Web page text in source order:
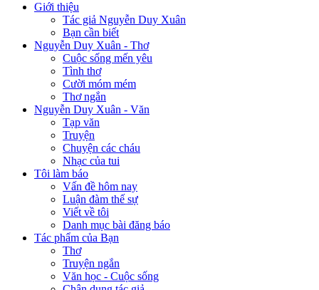
Giới thiệu
Tác giả Nguyễn Duy Xuân
Bạn cần biết
Nguyễn Duy Xuân - Thơ
Cuộc sống mến yêu
Tình thơ
Cười móm mém
Thơ ngắn
Nguyễn Duy Xuân - Văn
Tạp văn
Truyện
Chuyện các cháu
Nhạc của tui
Tôi làm báo
Vấn đề hôm nay
Luận đàm thế sự
Viết về tôi
Danh mục bài đăng báo
Tác phẩm của Bạn
Thơ
Truyện ngắn
Văn học - Cuộc sống